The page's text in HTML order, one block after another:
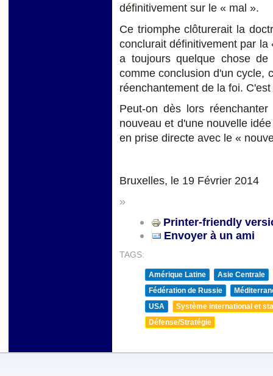
définitivement sur le « mal ».
Ce triomphe clôturerait la
conclurait définitivement par la
a toujours quelque chose
comme conclusion d'un cycle,
réenchantement de la foi.
Peut-on dès lors
nouveau et d'une nouvelle
en prise directe avec le «
Bruxelles, le 19 Février 2014
»
Printer-friendly
Envoyer à un ami
TAGS:
Amérique Latine
Asie Centrale
Fédération de Russie
USA
Système international et
Défense/Stratégie